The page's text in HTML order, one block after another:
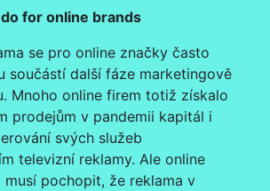
for online brands
se pro online značky často
součástí další fáze marketingově
Mnoho online firem totiž získalo
prodejům v pandemii kapitál i
svých služeb
televizní reklamy. Ale online
pochopit, že reklama v